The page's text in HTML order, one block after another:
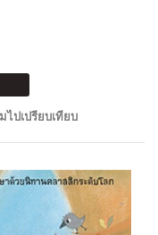
ไปเปรียบเทียบ